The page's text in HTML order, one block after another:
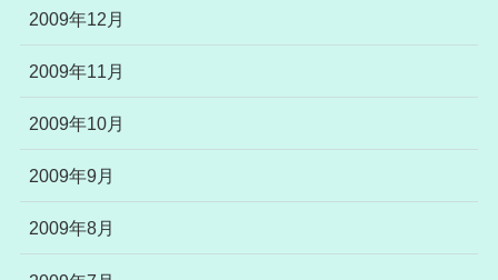
2009年12月
2009年11月
2009年10月
2009年9月
2009年8月